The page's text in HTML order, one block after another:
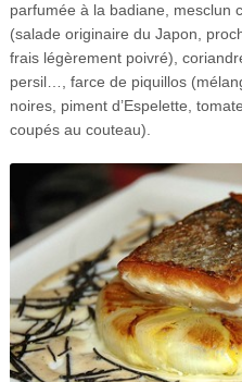
parfumée à la badiane, mesclun
(salade originaire du Japon,
frais légèrement poivré),
persil…, farce de piquillos
noires, piment d’Espelette,
coupés au couteau).